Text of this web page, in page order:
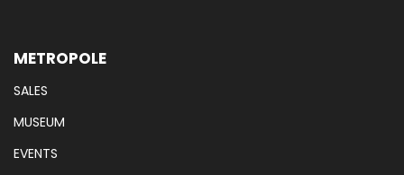
METROPOLE
SALES
MUSEUM
EVENTS